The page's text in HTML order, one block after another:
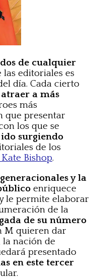
de cualquier
editoriales es
día. Cada cierto
a más
más
que presentar
los que se
surgiendo
de los
Bishop.
y la
enriquece
le permite elaborar
de la
de su número
M quieren dar
nación de
presentado
en este tercer